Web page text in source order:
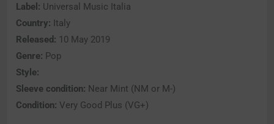
Label: Universal Music Italia
Country: Italy
Released: 10 May 2019
Genre: Pop
Style:
Sleeve condition: Near Mint (NM or M-)
Condition: Very Good Plus (VG+)